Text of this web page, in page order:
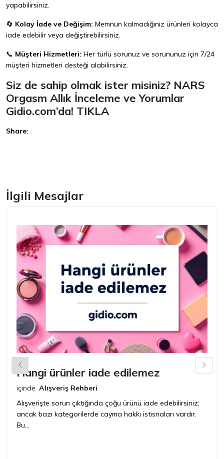
yapabilirsiniz.
🔄 Kolay İade ve Değişim: Memnun kalmadığınız ürünleri kolayca
iade edebilir veya değiştirebilirsiniz.
📞 Müşteri Hizmetleri: Her türlü sorunuz ve sorununuz için 7/24
müşteri hizmetleri desteği alabilirsiniz.
Siz de sahip olmak ister misiniz? NARS
Orgasm Allık İnceleme ve Yorumlar
Gidio.com’da! TIKLA
Share:
İlgili Mesajlar
Hangi ürünler iade edilemez
içinde Alışveriş Rehberi
Alışverişte sorun çıktığında çoğu ürünü iade edebilirsiniz;
ancak bazı kategorilerde cayma hakkı istisnaları vardır.
Bu...